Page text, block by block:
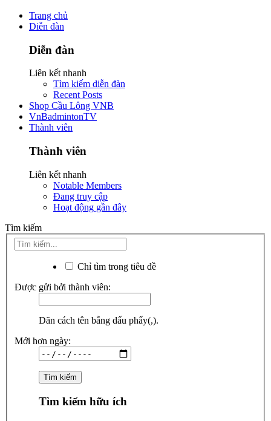
Trang chủ
Diễn đàn
Diễn đàn
Liên kết nhanh
Tìm kiếm diễn đàn
Recent Posts
Shop Cầu Lông VNB
VnBadmintonTV
Thành viên
Thành viên
Liên kết nhanh
Notable Members
Đang truy cập
Hoạt động gần đây
Tìm kiếm
Chỉ tìm trong tiêu đề
Được gửi bởi thành viên:
Dãn cách tên bằng dấu phẩy(,).
Mới hơn ngày:
Tìm kiếm hữu ích